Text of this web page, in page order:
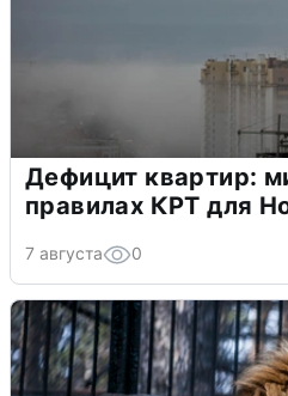
Дефицит квартир:
правилах КРТ для
7 августа 0